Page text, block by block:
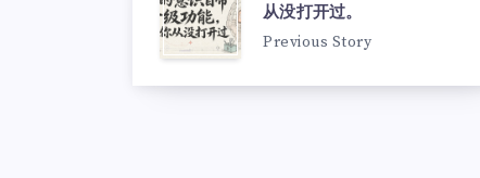
从没打开过。
Previous Story